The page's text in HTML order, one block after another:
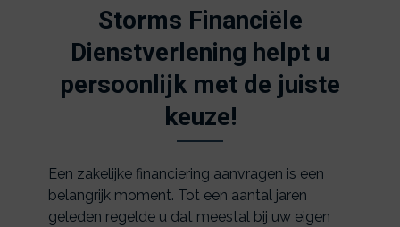
Storms Financiële
Dienstverlening helpt u
persoonlijk met de juiste
keuze!
Een zakelijke financiering aanvragen is een
belangrijk moment. Tot een aantal jaren
geleden regelde u dat meestal bij uw eigen